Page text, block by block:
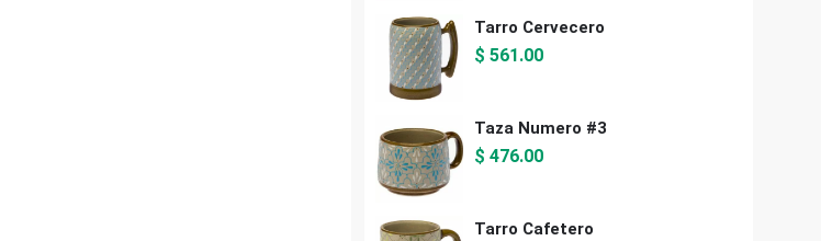
Tarro Cervecero
$ 561.00
Taza Numero #3
$ 476.00
Tarro Cafetero